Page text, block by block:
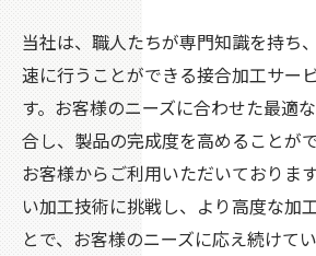
当社は、職人たちが専門知識を持ち
速に行うことができる接合加工サー
す。お客様のニーズに合わせた最適
合し、製品の完成度を高めることが
お客様からご利用いただいておりま
い加工技術に挑戦し、より高度な加
とで、お客様のニーズに応え続けてい